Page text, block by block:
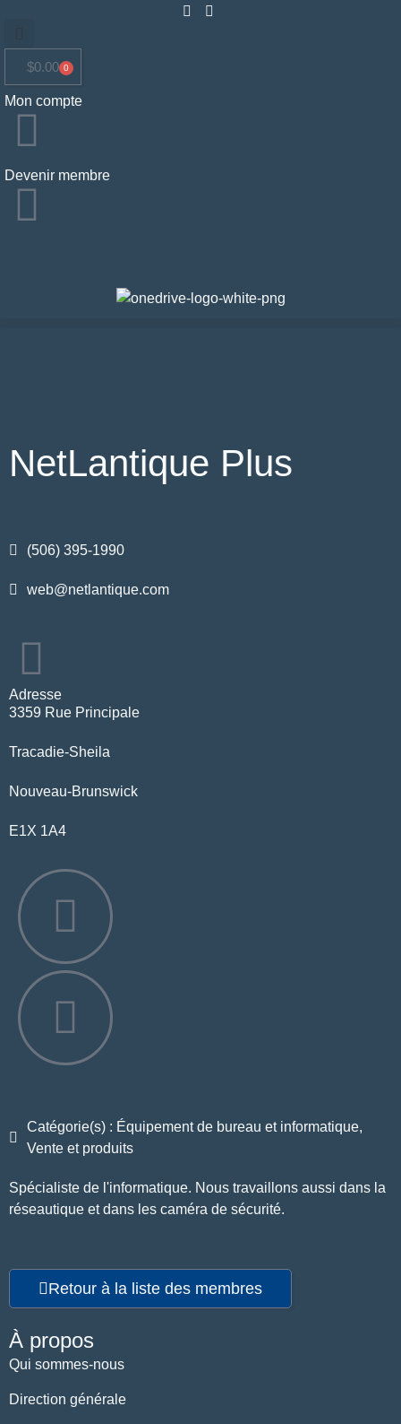
$0.00 0
Mon compte
Devenir membre
NetLantique Plus
(506) 395-1990
web@netlantique.com
Adresse
3359 Rue Principale
Tracadie-Sheila
Nouveau-Brunswick
E1X 1A4
Catégorie(s) : Équipement de bureau et informatique,
Vente et produits
Spécialiste de l'informatique. Nous travaillons aussi dans la
réseautique et dans les caméra de sécurité.
Retour à la liste des membres
À propos
Qui sommes-nous
Direction générale